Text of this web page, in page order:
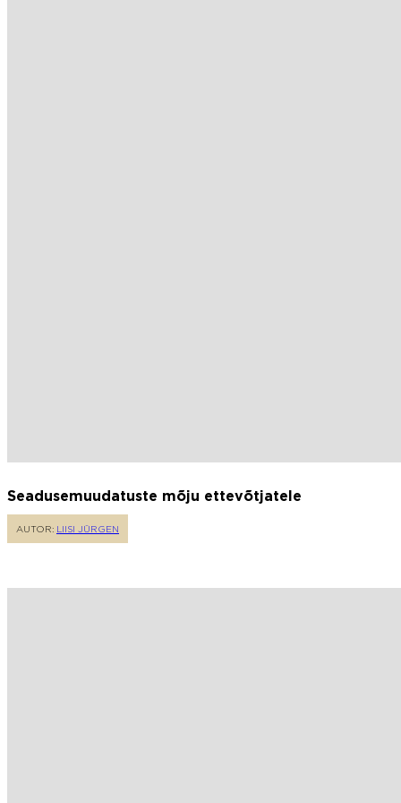
Seadusemuudatuste mõju ettevõtjatele
AUTOR: LIISI JÜRGEN